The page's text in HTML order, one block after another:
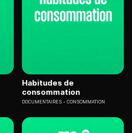
Habitudes de
consommation
DOCUMENTAIRES CONSOMMATION